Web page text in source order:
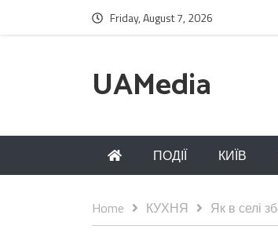
Friday, August 7, 2026
UAMedia
ПОДІЇ КИЇВ
Home КУХНЯ Як в селі